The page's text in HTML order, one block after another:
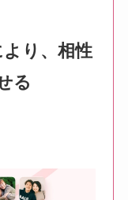
り、相性
る